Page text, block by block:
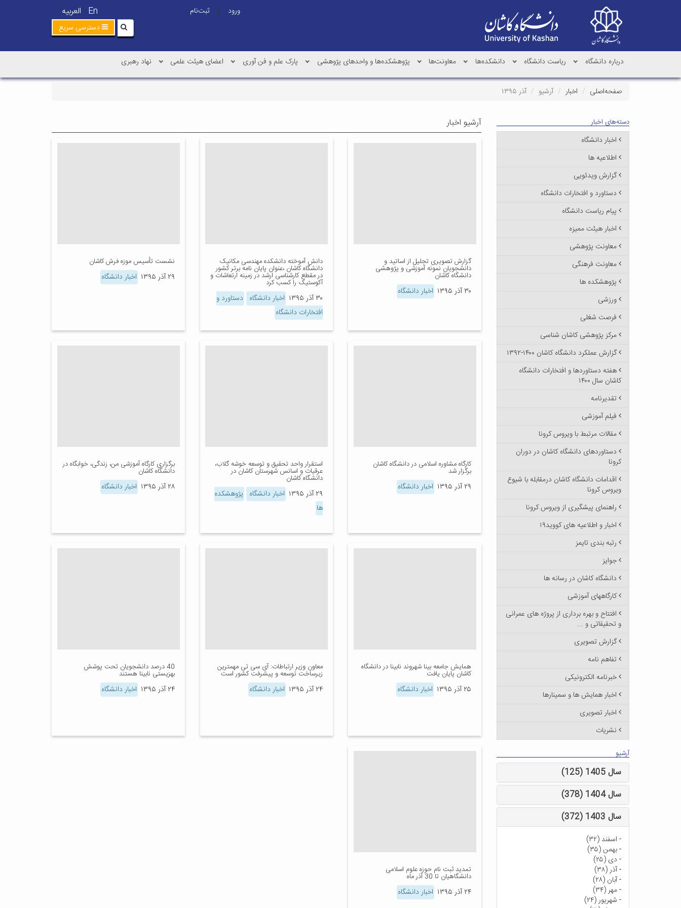
En العربیه ورود |
ثبت‌نام
دسترسی سریع
درباره دانشگاه ریاست دانشگاه دانشکده‌ها معاونت‌ها پژوهشکده‌ها و واحدهای پژوهشی پارک علم و فن آوری اعضای هیئت علمی نهاد رهبری
صفحه‌اصلی اخبار آرشیو آذر ۱۳۹۵
آرشیو اخبار
گزارش تصویری تجلیل از اساتید و
دانشجویان نمونه آموزشی و پژوهشی
دانشگاه کاشان
۳۰ آذر ۱۳۹۵ اخبار دانشگاه
دانش آموخته دانشکده مهندسی مکانیک
دانشگاه کاشان ،عنوان پایان نامه برتر کشور
در مقطع کارشناسی ارشد در زمینه ارتعاشات و
آکوستیک را کسب کرد
۳۰ آذر ۱۳۹۵ اخبار دانشگاه دستاورد و
افتخارات دانشگاه
نشست تأسیس موزه فرش کاشان
۲۹ آذر ۱۳۹۵ اخبار دانشگاه
کارگاه مشاوره اسلامی در دانشگاه کاشان
برگزار شد
۲۹ آذر ۱۳۹۵ اخبار دانشگاه
استقرار واحد تحقیق و توسعه خوشه گلاب،
عرقیات و اسانس شهرستان کاشان در
دانشگاه کاشان
۲۹ آذر ۱۳۹۵ اخبار دانشگاه پژوهشکده
ها
برگزاری کارگاه آموزشی من،‌ زندگی، خوابگاه در
دانشگاه کاشان
۲۸ آذر ۱۳۹۵ اخبار دانشگاه
همایش جامعه بینا شهروند نابینا در دانشگاه
کاشان پایان یافت
۲۵ آذر ۱۳۹۵ اخبار دانشگاه
معاون وزیر ارتباطات: آی سی تی مهمترین
زیرساخت توسعه و پیشرفت کشور است
۲۴ آذر ۱۳۹۵ اخبار دانشگاه
40 درصد دانشجویان تحت پوشش
بهزیستی نابینا هستند
۲۴ آذر ۱۳۹۵ اخبار دانشگاه
تمدید ثبت نام حوزه علوم اسلامی
دانشگاهیان تا 30 آذر ماه
۲۴ آذر ۱۳۹۵ اخبار دانشگاه
دسته‌های اخبار
اخبار دانشگاه
اطلاعیه ها
گزارش ویدئویی
دستاورد و افتخارات دانشگاه
پیام ریاست دانشگاه
اخبار هیئت ممیزه
معاونت پژوهشی
معاونت فرهنگی
پژوهشکده ها
ورزشی
فرصت شغلی
مرکز پژوهشی کاشان شناسی
گزارش عملکرد دانشگاه کاشان ۱۴۰۰-۱۳۹۲
هفته دستاوردها و افتخارات دانشگاه
کاشان سال ۱۴۰۰
تقدیرنامه
فیلم آموزشی
مقالات مرتبط با ویروس کرونا
دستاوردهای دانشگاه کاشان در دوران
کرونا
اقدامات دانشگاه کاشان درمقابله با شیوع
ویروس کرونا
راهنمای پیشگیری از ویروس کرونا
اخبار و اطلاعیه های کووید۱۹
رتبه بندی تایمز
جوایز
دانشگاه کاشان در رسانه ها
کارگاههای آموزشی
افتتاح و بهره برداری از پروژه های عمرانی
و تحقیقاتی و ...
گزارش تصویری
تفاهم نامه
خبرنامه الکترونیکی
اخبار همایش ها و سمینارها
اخبار تصویری
نشریات
آرشیو
سال 1405 (125)
سال 1404 (378)
سال 1403 (372)
- اسفند (۳۲)
-بهمن (۳۵)
- دی (۲۵)
-آذر (۳۸)
-آبان (۲۸)
-مهر (۳۴)
- شهریور (۲۴)